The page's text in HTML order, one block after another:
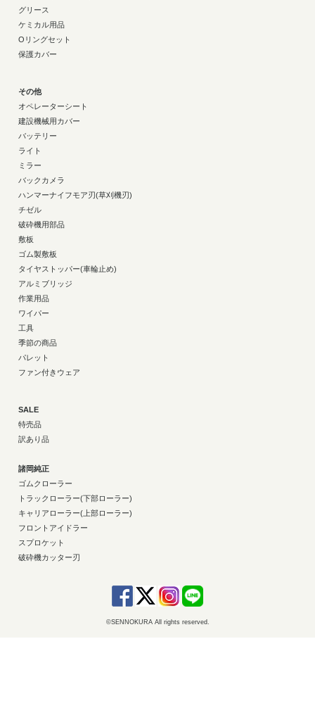
グリース
ケミカル用品
Oリングセット
保護カバー
その他
オペレーターシート
建設機械用カバー
バッテリー
ライト
ミラー
バックカメラ
ハンマーナイフモア刃(草刈機刃)
チゼル
破砕機用部品
敷板
ゴム製敷板
タイヤストッパー(車輪止め)
アルミブリッジ
作業用品
ワイパー
工具
季節の商品
パレット
ファン付きウェア
SALE
特売品
訳あり品
諸岡純正
ゴムクローラー
トラックローラー(下部ローラー)
キャリアローラー(上部ローラー)
フロントアイドラー
スプロケット
破砕機カッター刃
©SENNOKURA All rights reserved.